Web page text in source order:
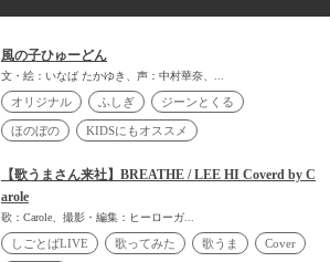
風の子ひゅーどん
文・絵：いなば たかゆき、声：中村華奈、...
オリジナル ふしぎ ジーンとくる
ほのぼの KIDSにもオススメ
【歌うまさん来社】BREATHE / LEE HI Coverd by C
arole
歌：Carole、撮影・編集：ヒーローガ...
しごとばLIVE 歌ってみた 歌うま Cover